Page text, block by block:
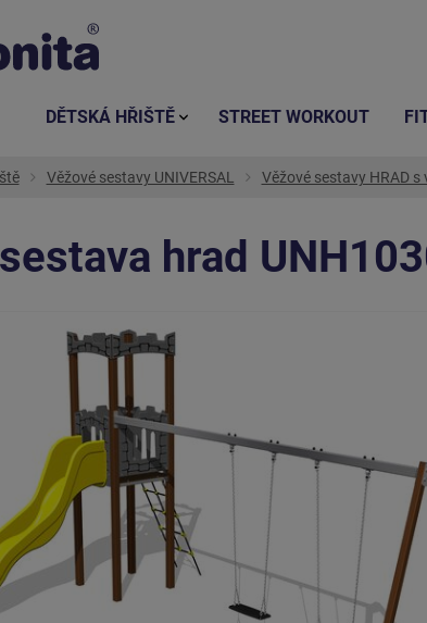
Věžové sestavy UNIVERSAL Věžové sestavy HRAD
hrad
DĚTSKÁ HŘIŠTĚ STREET WORKOUT